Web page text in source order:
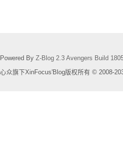
Powered By Z-Blog 2.3 Avengers Build
心众旗下XinFocus'Blog版权所有 © 2008-